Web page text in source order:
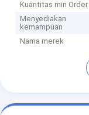
Kuantitas min Order
Menyediakan
kemampuan
Nama merek